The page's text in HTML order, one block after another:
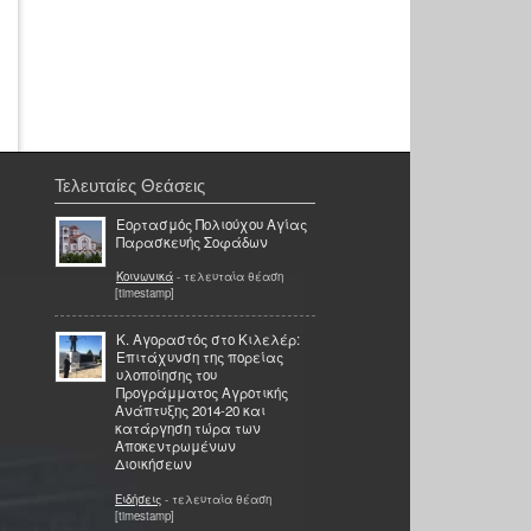
Τελευταίες Θεάσεις
Εορτασμός Πολιούχου Αγίας
Παρασκευής Σοφάδων
Κοινωνικά - τελευταία θέαση
[timestamp]
Κ. Αγοραστός στο Κιλελέρ:
Επιτάχυνση της πορείας
υλοποίησης του
Προγράμματος Αγροτικής
Ανάπτυξης 2014-20 και
κατάργηση τώρα των
Αποκεντρωμένων
Διοικήσεων
Ειδήσεις - τελευταία θέαση
[timestamp]